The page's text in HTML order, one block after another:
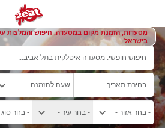
מסעדות, הזמנת מקום במסעדה, חיפוש והמלצות
בישראל